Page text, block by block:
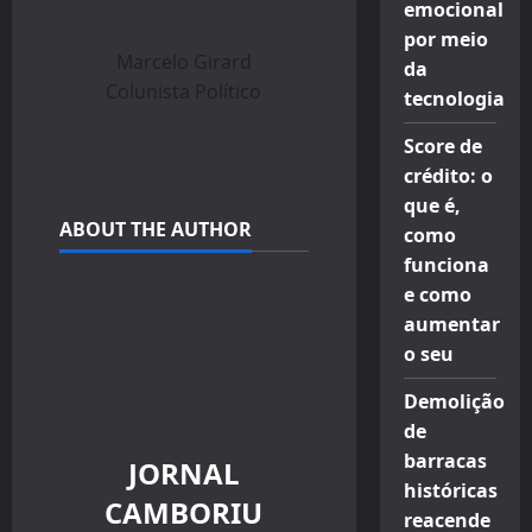
Marcelo Girard
Colunista Político
ABOUT THE AUTHOR
JORNAL
CAMBORIU
emocional
por meio
da
tecnologia
Score de
crédito: o
que é,
como
funciona
e como
aumentar
o seu
Demolição
de
barracas
históricas
reacende